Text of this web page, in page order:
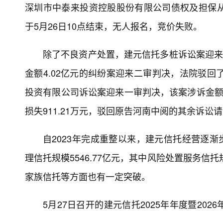
深圳市中泰来投资控股股份有限公司债权及担
于5月26日10点结束，无人报名，竞价失败。
除了不良资产处置，建元信托多桩诉讼案迎
金额4.02亿元的纠纷案迎来二审判决，法院驳回
投资有限公司诉讼案迎来一审判决，该案涉诉金
损失911.21万元，驳回原告河南中阅的其余诉讼
自2023年完成重整以来，建元信托经营逐
理信托规模5546.77亿元，其中风险处置服务信
家族信托等方面也有一定突破。
5月27日召开的建元信托2025年年度暨